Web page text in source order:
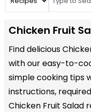
Chicken Fruit
Find delicious
with our easy-to-
simple cooking
instructions,
Chicken Fruit Salad